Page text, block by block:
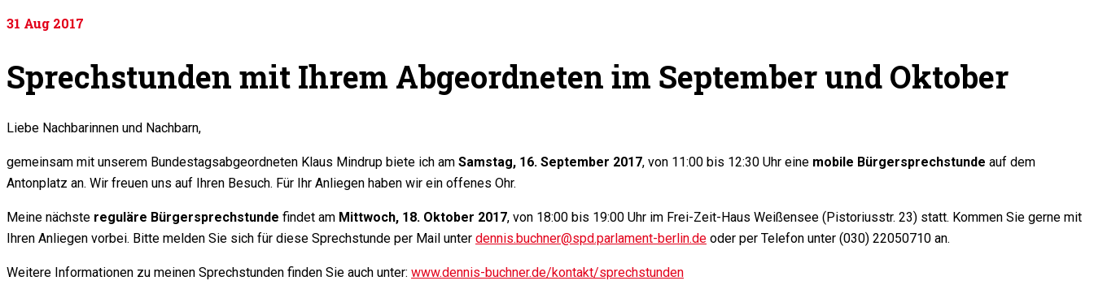
31 Aug 2017
Sprechstunden mit Ihrem Abgeordneten im September und Oktober
Liebe Nachbarinnen und Nachbarn,
gemeinsam mit unserem Bundestagsabgeordneten Klaus Mindrup biete ich am Samstag, 16. September 2017, von 11:00 bis 12:30 Uhr eine mobile Bürgersprechstunde auf dem
Antonplatz an. Wir freuen uns auf Ihren Besuch. Für Ihr Anliegen haben wir ein offenes Ohr.
Meine nächste reguläre Bürgersprechstunde findet am Mittwoch, 18. Oktober 2017, von 18:00 bis 19:00 Uhr im Frei-Zeit-Haus Weißensee (Pistoriusstr. 23) statt. Kommen Sie gerne mit
Ihren Anliegen vorbei. Bitte melden Sie sich für diese Sprechstunde per Mail unter dennis.buchner@spd.parlament-berlin.de oder per Telefon unter (030) 22050710 an.
Weitere Informationen zu meinen Sprechstunden finden Sie auch unter: www.dennis-buchner.de/kontakt/sprechstunden